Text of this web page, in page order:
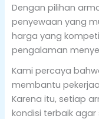
Dengan pilihan
penyewaan yang
harga yang
pengalaman
Kami percaya
membantu
Karena itu, setiap
kondisi terbaik